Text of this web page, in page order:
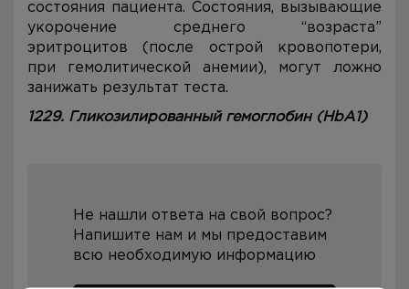
состояния пациента. Состояния, вызывающие
укорочение среднего “возраста”
эритроцитов (после острой кровопотери,
при гемолитической анемии), могут ложно
занижать результат теста.
1229. Гликозилированный гемоглобин (HbA1)
Не нашли ответа на свой вопрос?
Напишите нам и мы предоставим
всю необходимую информацию